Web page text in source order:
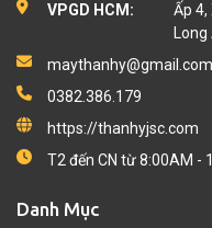
VPGD HCM:
Ấp 4,
maythanhy@gmail.com
0382.386.179
https://thanhyjsc.com
T2 đến CN từ 8:00AM -
Danh Mục